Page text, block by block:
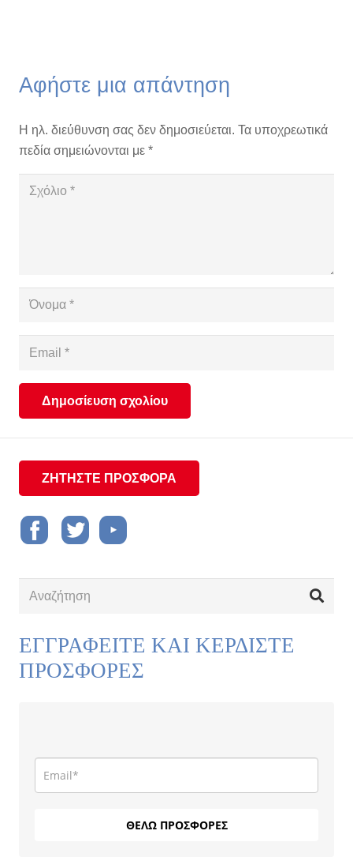
Αφήστε μια απάντηση
Η ηλ. διεύθυνση σας δεν δημοσιεύεται. Τα υποχρεωτικά
πεδία σημειώνονται με *
Δημοσίευση σχολίου
ΖΗΤΗΣΤΕ ΠΡΟΣΦΟΡΑ
ΕΓΓΡΑΦΕΙΤΕ ΚΑΙ ΚΕΡΔΙΣΤΕ
ΠΡΟΣΦΟΡΕΣ
ΘΕΛΩ ΠΡΟΣΦΟΡΕΣ